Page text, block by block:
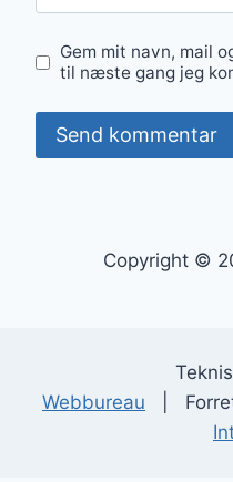
Gem mit navn, mail
til næste gang jeg
Copyright ©
Webbureau |